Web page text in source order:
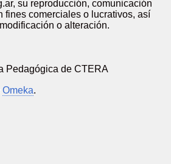
su reproducción, comunicación
fines comerciales o lucrativos, así
o alteración.
Pedagógica de CTERA
Omeka.